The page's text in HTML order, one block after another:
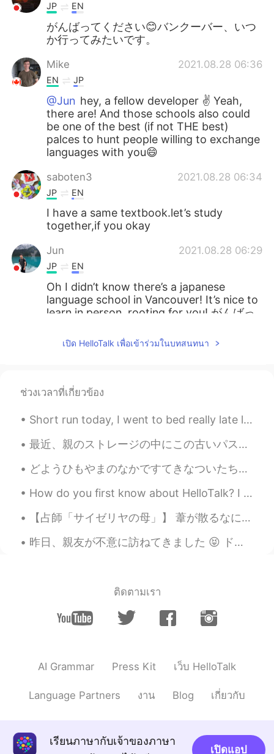
JP EN
がんばってください😊バンクーバー、いつ
か行ってみたいです。
Mike 2021.08.28 06:36
EN JP
@Jun hey, a fellow developer ✌ Yeah,
there are! And those schools also could
be one of the best (if not THE best)
palces to hunt people willing to exchange
languages with you😄
saboten3 2021.08.28 06:34
JP EN
I have a same textbook.let’s study
together,if you okay
Jun 2021.08.28 06:29
JP EN
Oh I didn’t know there’s a japanese
language school in Vancouver! It’s nice to
learn in person, rooting for you! がんばっ
Takahiro Ando 2021.08.28 06:26
頑張ってください！
เปิด HelloTalk เพื่อเข้าร่วมในบทสนทนา
ช่วงเวลาที่เกี่ยวข้อง
Short run today, I went to bed really late last night 😂 so tired today!! Might go for a walk late...
最近、親のストレージの中にこの古いパスタ機を見つかったので、麺を作ってみようと決めた Recently, in my parents storage I found this old pasta...
どようひもやまのなかですてきなついたちをすごしました。 - I had another beautiful day in the mountains on Saturday. Summer h...
How do you first know about HelloTalk? I knew about HelloTalk from a Japanese YouTuber around 20...
【占師「サイゼリヤの母」】 葦が散るなにわ、茜さす看板。この日は 道頓堀の占師に来て、初めて面と向かう。 女性は可愛い物を見ると声が高くなって、 「可愛いー！⤴⤴︎︎」と言うが、年齢的に声が...
昨日、親友が不意に訪ねてきました 😝 ドアに答えると、彼女に会ってショックを受けました 🙀😁 半年ぶりに会った 🥺 私はとても幸せでした 🤩😆 最近気分が悪くなったので、ケアパッケージを降ろ...
ติดตามเรา
AI Grammar Press Kit เว็บ HelloTalk
Language Partners งาน Blog เกี่ยวกับ
เรียนภาษากับเจ้าของภาษา
เปิดแอป